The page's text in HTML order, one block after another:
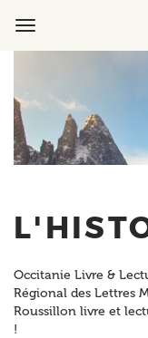
Occitanie Livre &
Régional des Lettres
Roussillon livre et
!